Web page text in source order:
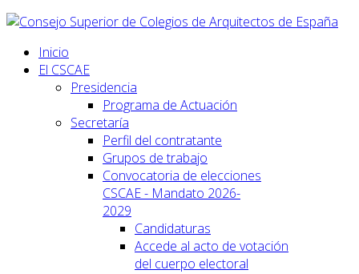
Inicio
El CSCAE
Presidencia
Programa de Actuación
Secretaría
Perfil del contratante
Grupos de trabajo
Convocatoria de elecciones
CSCAE - Mandato 2026-
2029
Candidaturas
Accede al acto de votación
del cuerpo electoral